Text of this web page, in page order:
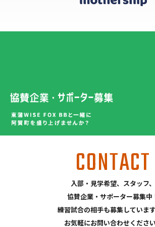
CONTACT
入部・見学希望、スタッフ、
協賛企業・サポーター募集中
練習試合の相手も募集していま
お気軽にお問い合わせください